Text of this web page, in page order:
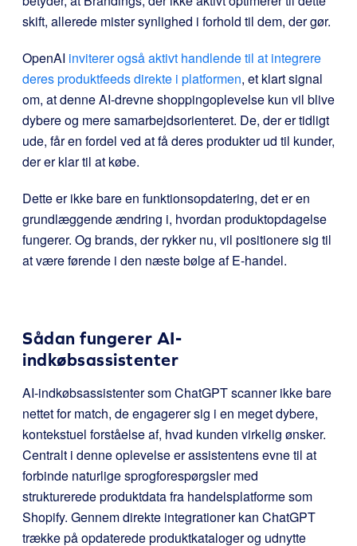
skift, allerede mister synlighed i forhold til dem, der gør.
OpenAI inviterer også aktivt handlende til at integrere
deres produktfeeds direkte i platformen, et klart signal
om, at denne AI-drevne shoppingoplevelse kun vil blive
dybere og mere samarbejdsorienteret. De, der er tidligt
ude, får en fordel ved at få deres produkter ud til kunder,
der er klar til at købe.
Dette er ikke bare en funktionsopdatering, det er en
grundlæggende ændring i, hvordan produktopdagelse
fungerer. Og brands, der rykker nu, vil positionere sig til
at være førende i den næste bølge af E-handel.
Sådan fungerer AI-
indkøbsassistenter
AI-indkøbsassistenter som ChatGPT scanner ikke bare
nettet for match, de engagerer sig i en meget dybere,
kontekstuel forståelse af, hvad kunden virkelig ønsker.
Centralt i denne oplevelse er assistentens evne til at
forbinde naturlige sprogforespørgsler med
strukturerede produktdata fra handelsplatforme som
Shopify. Gennem direkte integrationer kan ChatGPT
trække på opdaterede produktkataloger og udnytte